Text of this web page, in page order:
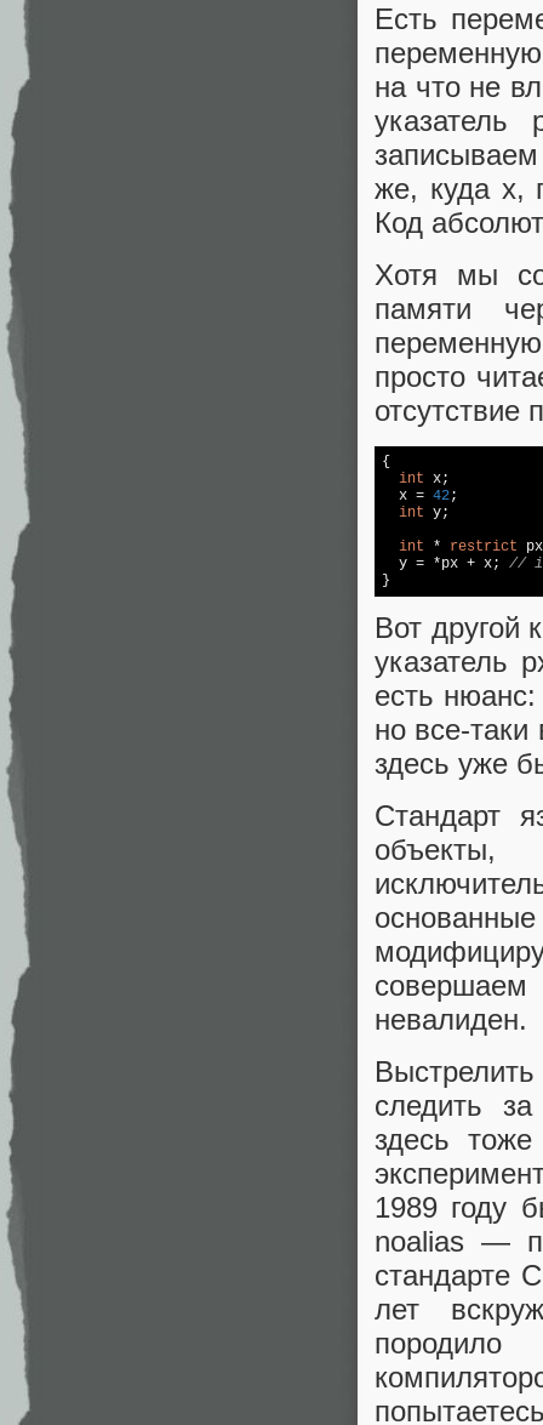
Есть
на что не
же, куда x,
Код
Хотя мы
памяти
просто
отсутствие
{
int x;
  x =
42;
int y;
int * restrict
  y = *px + x;
//
}
Вот другой
указатель
есть нюанс:
но все-
здесь уже
Стандарт
объекты,
невалиден.
следить
здесь
1989 году
noalias —
стандарте
лет
породило